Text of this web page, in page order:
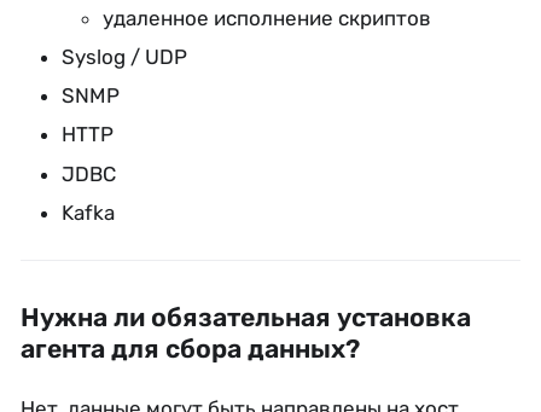
удаленное исполнение скриптов
Syslog / UDP
SNMP
HTTP
JDBC
Kafka
Нужна ли обязательная установка
агента для сбора данных?